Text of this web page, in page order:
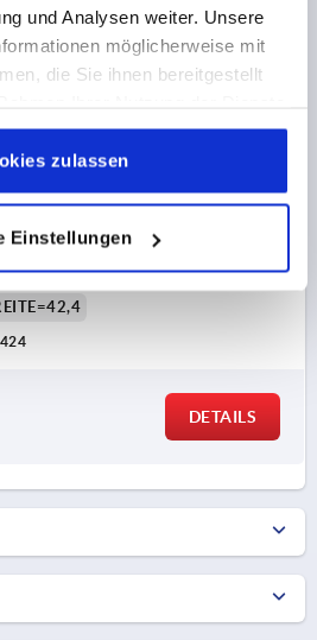
und Analysen weiter. Unsere
möglicherweise mit
die Sie ihnen bereitgestellt
Richtlinien
|AGB
zulassen
Einstellungen
UND PASSIVIERT, KOMP:ZINK
DETAILS